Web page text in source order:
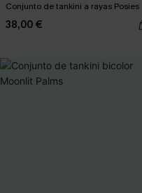
Conjunto de tankini a rayas Posies
38,00 €